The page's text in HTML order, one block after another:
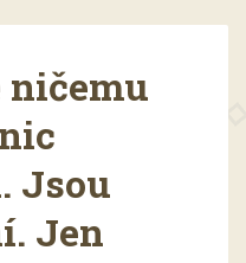
ničemu
Jsou
Jen